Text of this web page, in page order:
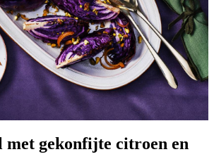
gekonfijte citroen en